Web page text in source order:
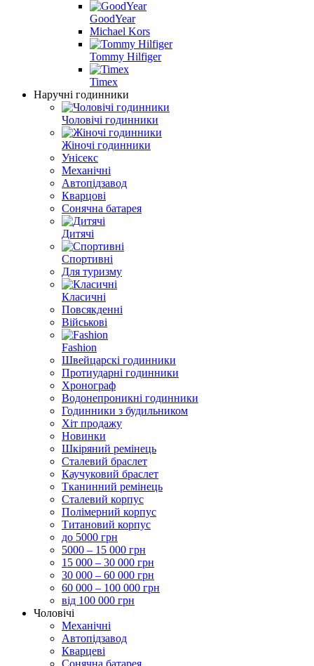
GoodYear
Michael Kors
Tommy Hilfiger
Timex
Наручні годинники
Чоловічі годинники
Жіночі годинники
Унісекс
Механічні
Автопідзавод
Кварцові
Сонячна батарея
Дитячі
Спортивні
Для туризму
Класичні
Повсякденні
Військові
Fashion
Швейцарскі годинники
Протиударні годинники
Хронограф
Водонепроникні годинники
Годинники з будильником
Хіт продажу
Новинки
Шкіряний ремінець
Сталевий браслет
Каучуковий браслет
Тканинний ремінець
Сталевий корпус
Полімерний корпус
Титановий корпус
до 5000 грн
5000 – 15 000 грн
15 000 – 30 000 грн
30 000 – 60 000 грн
60 000 – 100 000 грн
від 100 000 грн
Чоловічі
Механічні
Автопідзавод
Кварцеві
Сонячна батарея